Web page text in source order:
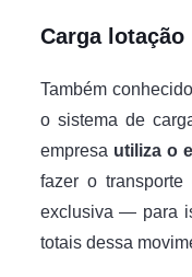
Carga lotação
Também
o sistema de
empresa utiliza o
fazer o
exclusiva — para
totais dessa